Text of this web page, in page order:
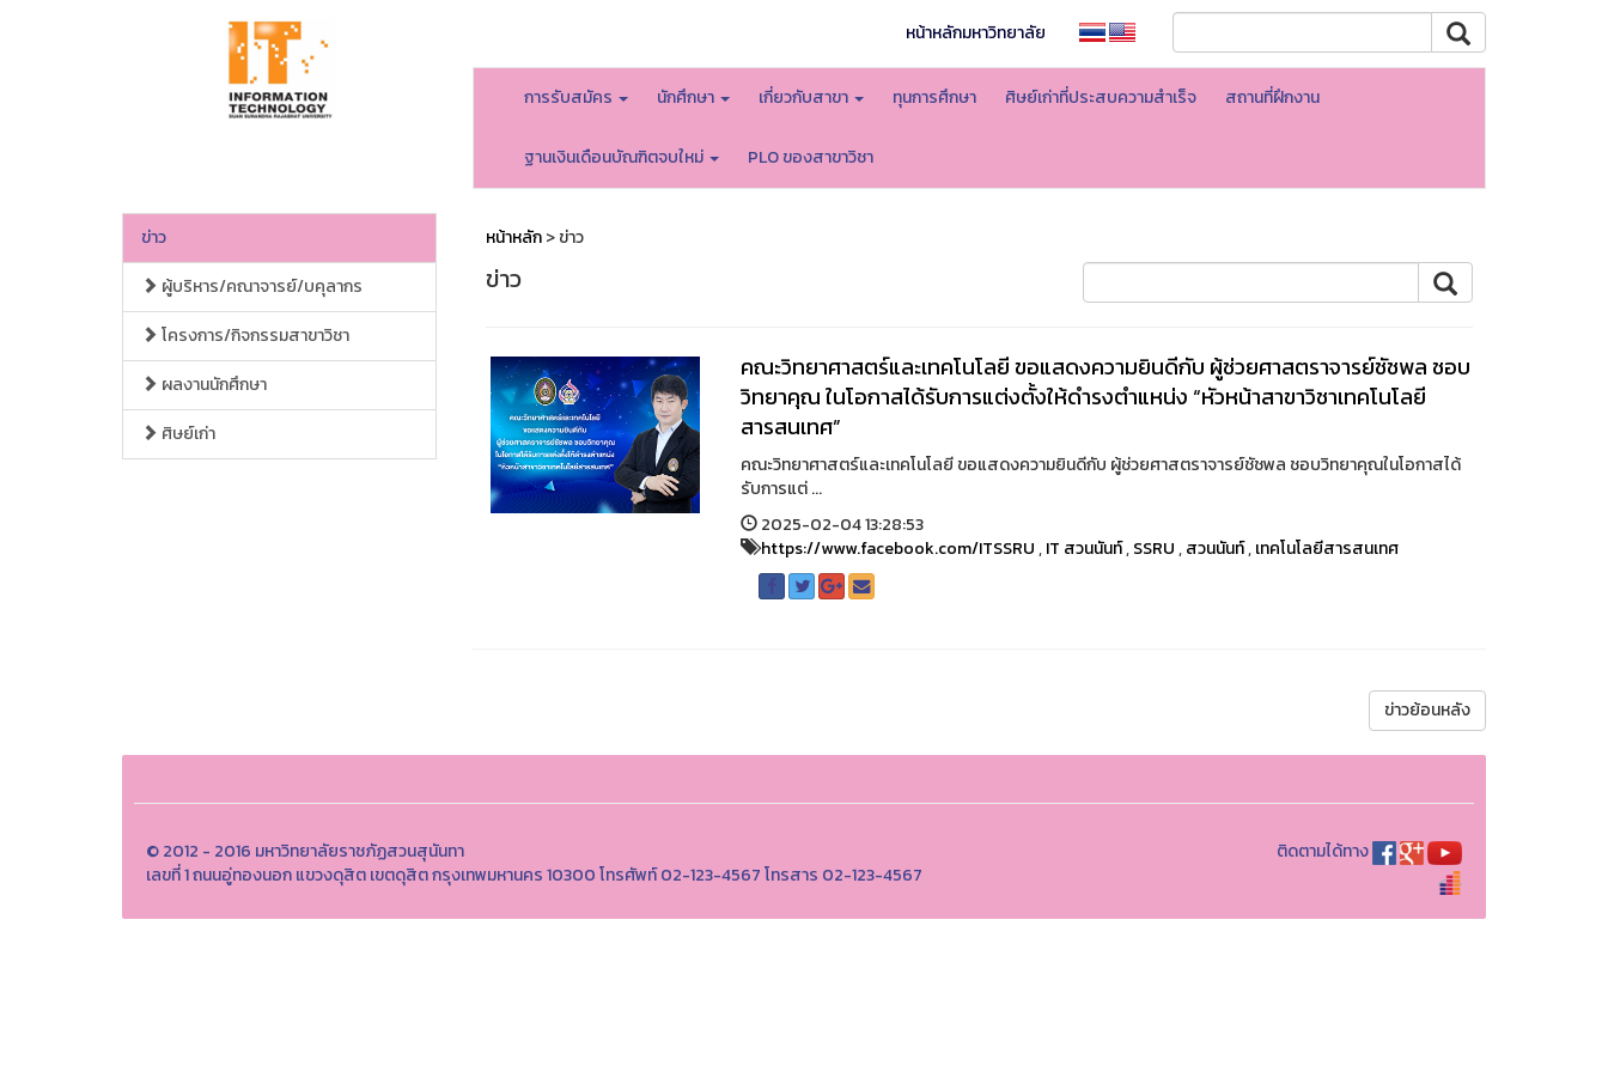
หน้าหลักมหาวิทยาลัย
การรับสมัคร นักศึกษา เกี่ยวกับสาขา ทุนการศึกษา ศิษย์เก่าที่ประสบความสำเร็จ สถานที่ฝึกงาน
ฐานเงินเดือนบัณฑิตจบใหม่ PLO ของสาขาวิชา
ข่าว
ผู้บริหาร/คณาจารย์/บคุลากร
โครงการ/กิจกรรมสาขาวิชา
ผลงานนักศึกษา
ศิษย์เก่า
หน้าหลัก> ข่าว
ข่าว
คณะวิทยาศาสตร์และเทคโนโลยี ขอแสดงความยินดีกับ ผู้ช่วยศาสตราจารย์ชัชพล ชอบ
วิทยาคุณ ในโอกาสได้รับการแต่งตั้งให้ดำรงตำแหน่ง “หัวหน้าสาขาวิชาเทคโนโลยี
สารสนเทศ”
คณะวิทยาศาสตร์และเทคโนโลยี ขอแสดงความยินดีกับ ผู้ช่วยศาสตราจารย์ชัชพล ชอบวิทยาคุณในโอกาสได้
รับการแต่ ...
2025-02-04 13:28:53
https://www.facebook.com/ITSSRU,IT สวนนันท์,SSRU,สวนนันท์,เทคโนโลยีสารสนเทศ
ข่าวย้อนหลัง
© 2012 - 2016 มหาวิทยาลัยราชภัฏสวนสุนันทา
เลขที่ 1 ถนนอู่ทองนอก แขวงดุสิต เขตดุสิต กรุงเทพมหานคร 10300 โทรศัพท์ 02-123-4567 โทรสาร 02-123-4567
ติดตามได้ทาง